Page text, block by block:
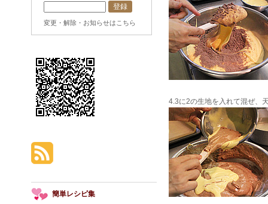
4.3に2の生地を入れて混ぜ、
変更・解除・お知らせはこちら
簡単レシピ集